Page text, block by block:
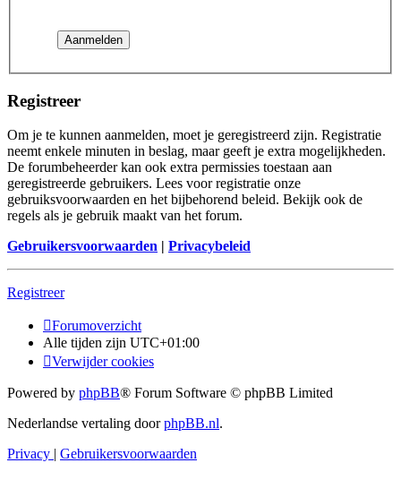
Registreer
Om je te kunnen aanmelden, moet je geregistreerd zijn. Registratie
neemt enkele minuten in beslag, maar geeft je extra mogelijkheden.
De forumbeheerder kan ook extra permissies toestaan aan
geregistreerde gebruikers. Lees voor registratie onze
gebruiksvoorwaarden en het bijbehorend beleid. Bekijk ook de
regels als je gebruik maakt van het forum.
Gebruikersvoorwaarden | Privacybeleid
Registreer
Forumoverzicht
Alle tijden zijn UTC+01:00
Verwijder cookies
Powered by phpBB® Forum Software © phpBB Limited
Nederlandse vertaling doorphpBB.nl.
Privacy | Gebruikersvoorwaarden